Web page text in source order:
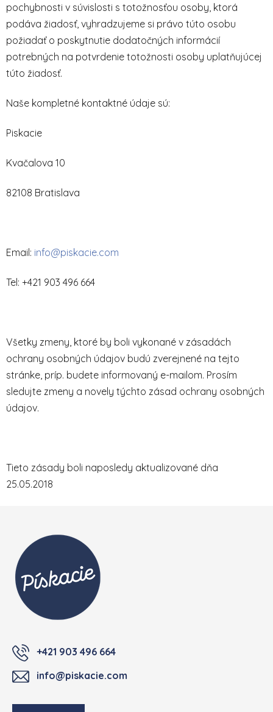
pochybnosti v súvislosti s totožnosťou osoby, ktorá
podáva žiadosť, vyhradzujeme si právo túto osobu
požiadať o poskytnutie dodatočných informácií
potrebných na potvrdenie totožnosti osoby uplatňujúcej
túto žiadosť.
Naše kompletné kontaktné údaje sú:
Piskacie
Kvačalova 10
82108 Bratislava
Email: info@piskacie.com
Tel: +421 903 496 664
Všetky zmeny, ktoré by boli vykonané v zásadách
ochrany osobných údajov budú zverejnené na tejto
stránke, príp. budete informovaný e-mailom. Prosím
sledujte zmeny a novely týchto zásad ochrany osobných
údajov.
Tieto zásady boli naposledy aktualizované dňa
25.05.2018
+421 903 496 664
info@piskacie.com